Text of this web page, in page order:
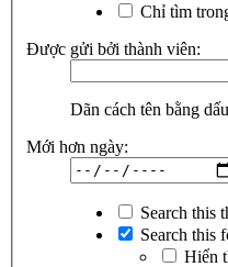
Chỉ tìm
Được gửi bởi thành viên:
Dãn cách tên bằng
Mới hơn ngày:
Search this
Search this
Hiển